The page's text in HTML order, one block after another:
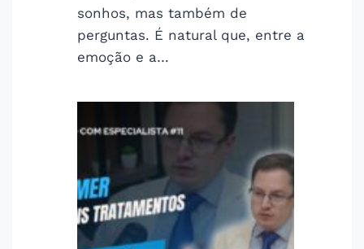
sonhos, mas também de
perguntas. É natural que, entre a
emoção e a…